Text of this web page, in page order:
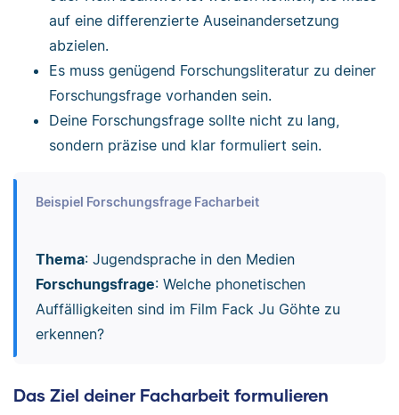
auf eine differenzierte Auseinandersetzung
abzielen.
Es muss genügend Forschungsliteratur zu deiner
Forschungsfrage vorhanden sein.
Deine Forschungsfrage sollte nicht zu lang,
sondern präzise und klar formuliert sein.
Beispiel Forschungsfrage Facharbeit
Thema: Jugendsprache in den Medien
Forschungsfrage: Welche phonetischen
Auffälligkeiten sind im Film Fack Ju Göhte zu
erkennen?
Das Ziel deiner Facharbeit formulieren